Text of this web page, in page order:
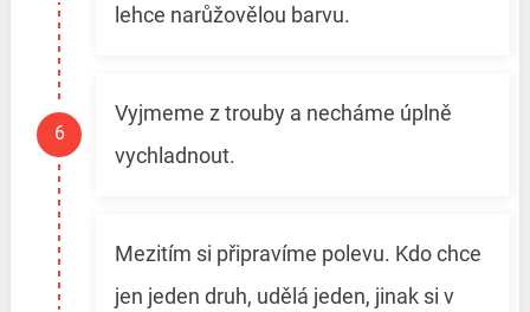
lehce narůžovělou barvu.
Vyjmeme z trouby a necháme úplně
vychladnout.
Mezitím si připravíme polevu. Kdo chce
jen jeden druh, udělá jeden, jinak si v